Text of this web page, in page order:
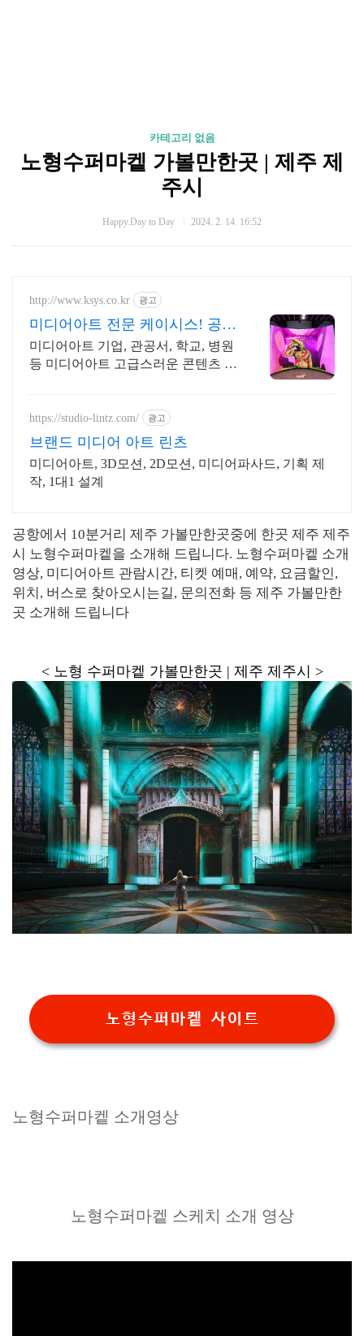
카테고리 없음
노형수퍼마켙 가볼만한곳 | 제주 제
주시
Happy.Day to Day 2024. 2. 14. 16:52
http://www.ksys.co.kr 광고
미디어아트 전문 케이시스! 공간
의 경험을 디자인합니다.
미디어아트 기업, 관공서, 학교, 병원
등 미디어아트 고급스러운 콘텐츠 제
https://studio-lintz.com/ 광고
브랜드 미디어 아트 린츠
미디어아트, 3D모션, 2D모션, 미디어파사드, 기획 제
작, 1대1 설계
공항에서 10분거리 제주 가볼만한곳중에 한곳 제주 제주
시 노형수퍼마켙을 소개해 드립니다. 노형수퍼마켙 소개
영상, 미디어아트 관람시간, 티켓 예매, 예약, 요금할인,
위치, 버스로 찾아오시는길, 문의전화 등 제주 가볼만한
곳 소개해 드립니다
< 노형 수퍼마켙 가볼만한곳 | 제주 제주시 >
노형수퍼마켙 사이트
노형수퍼마켙 소개영상
노형수퍼마켙 스케치 소개 영상